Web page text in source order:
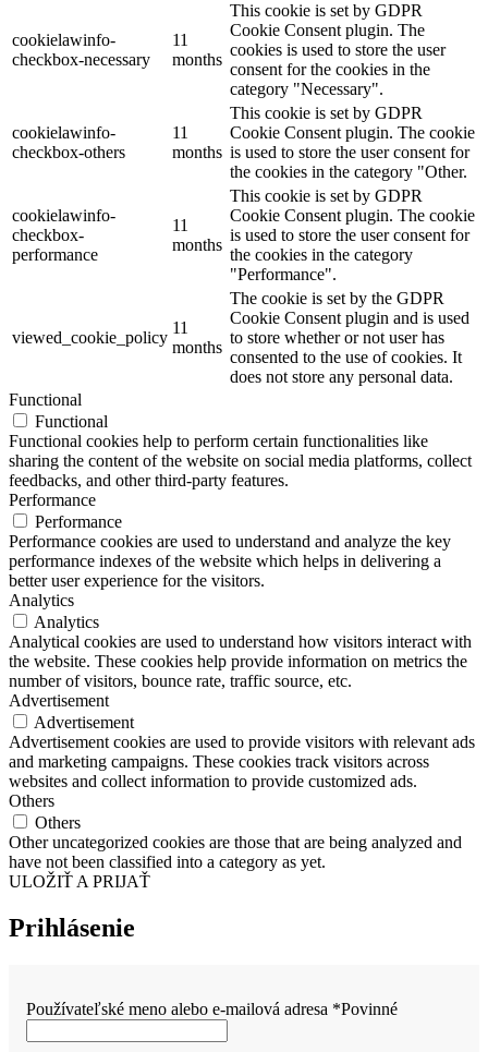
cookielawinfo-
checkbox-necessary
11
months
This cookie is set by GDPR
Cookie Consent plugin. The
cookies is used to store the user
consent for the cookies in the
category "Necessary".
cookielawinfo-
checkbox-others
11
months
This cookie is set by GDPR
Cookie Consent plugin. The cookie
is used to store the user consent for
the cookies in the category "Other.
cookielawinfo-
checkbox-
performance
11
months
This cookie is set by GDPR
Cookie Consent plugin. The cookie
is used to store the user consent for
the cookies in the category
"Performance".
viewed_cookie_policy
11
months
The cookie is set by the GDPR
Cookie Consent plugin and is used
to store whether or not user has
consented to the use of cookies. It
does not store any personal data.
Functional
Functional
Functional cookies help to perform certain functionalities like
sharing the content of the website on social media platforms, collect
feedbacks, and other third-party features.
Performance
Performance
Performance cookies are used to understand and analyze the key
performance indexes of the website which helps in delivering a
better user experience for the visitors.
Analytics
Analytics
Analytical cookies are used to understand how visitors interact with
the website. These cookies help provide information on metrics the
number of visitors, bounce rate, traffic source, etc.
Advertisement
Advertisement
Advertisement cookies are used to provide visitors with relevant ads
and marketing campaigns. These cookies track visitors across
websites and collect information to provide customized ads.
Others
Others
Other uncategorized cookies are those that are being analyzed and
have not been classified into a category as yet.
ULOŽIŤ A PRIJAŤ
Prihlásenie
Používateľské meno alebo e-mailová adresa *Povinné